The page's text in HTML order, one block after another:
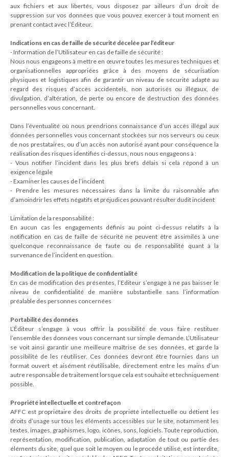
aux fichiers et aux libertés, vous disposez par ailleurs d’un droit de
suppression sur vos données que vous pouvez exercer à tout moment en
prenant contact avec l’Éditeur.
Indications en cas de faille de sécurité décelée par l’éditeur
- Information de l’Utilisateur en cas de faille de sécurité :
Nous nous engageons à mettre en œuvre toutes les mesures techniques et
organisationnelles appropriées grâce à des moyens de sécurisation
physiques et logistiques afin de garantir un niveau de sécurité adapté au
regard des risques d’accès accidentels, non autorisés ou illégaux, de
divulgation, d’altération, de perte ou encore de destruction des données
personnelles vous concernant.
Dans l’éventualité où nous prendrions connaissance d’un accès illégal aux
données personnelles vous concernant stockées sur nos serveurs ou ceux
de nos prestataires, ou d’un accès non autorisé ayant pour conséquence la
réalisation des risques identifiés ci-dessus, nous nous engageons à :
- Vous notifier l’incident dans les plus brefs délais si cela répond à un
exigence légale
- Examiner les causes de l’incident
- Prendre les mesures nécessaires dans la limite du raisonnable afin
d’amoindrir les effets négatifs et préjudices pouvant résulter dudit incident
Limitation de la responsabilité :
En aucun cas les engagements définis au point ci-dessus relatifs à la
notification en cas de faille de sécurité ne peuvent être assimilés à une
quelconque reconnaissance de faute ou de responsabilité quant à la
survenance de l’incident en question.
Modification de la politique de confidentialité
En cas de modification des présentes, l’Editeur s’engage à ne pas baisser le
niveau de confidentialité de manière substantielle sans l’information
préalable des personnes concernées
Portabilité des données
L’Éditeur s’engage à vous offrir la possibilité de vous faire restituer
l’ensemble des données vous concernant sur simple demande. L’Utilisateur
se voit ainsi garantir une meilleure maîtrise de ses données, et garde la
possibilité de les réutiliser. Ces données devront être fournies dans un
format ouvert et aisément réutilisable, directement entre les mains d’un
autre responsable de traitement lorsque cela est souhaité et techniquement
possible.
Propriété intellectuelle et contrefaçon
AFFC est propriétaire des droits de propriété intellectuelle ou détient les
droits d’usage sur tous les éléments accessibles sur le site, notamment les
textes, images, graphismes, logo, icônes, sons, logiciels. Toute reproduction,
représentation, modification, publication, adaptation de tout ou partie des
éléments du site, quel que soit le moyen ou le procédé utilisé, est interdite,